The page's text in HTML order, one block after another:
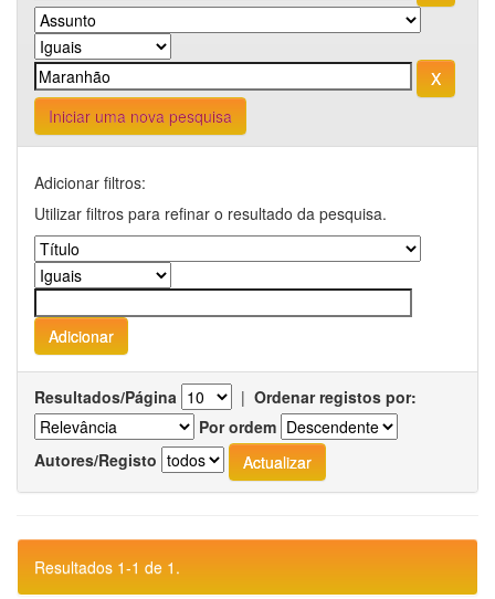
Iniciar uma nova pesquisa
Adicionar filtros:
Utilizar filtros para refinar o resultado da pesquisa.
Resultados/Página | Ordenar registos por:
Por ordem
Autores/Registo
Resultados 1-1 de 1.